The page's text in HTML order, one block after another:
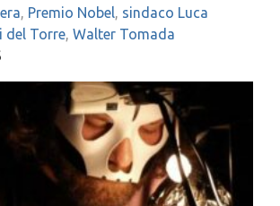
, Premio Nobel, sindaco Luca
del Torre, Walter Tomada